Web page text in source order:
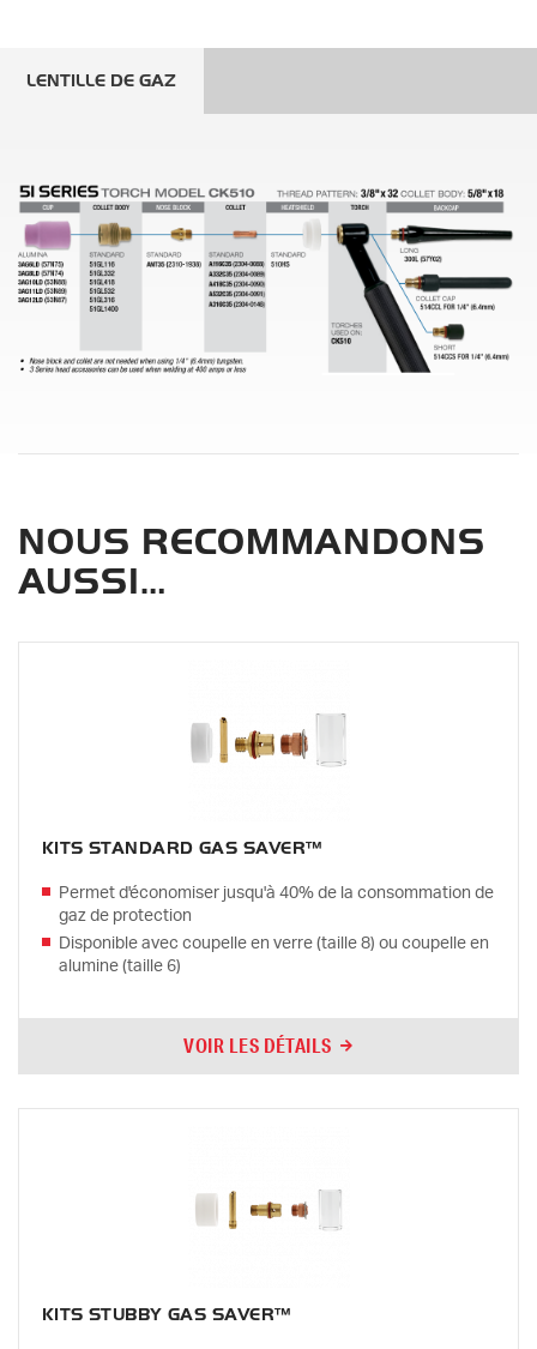
LENTILLE DE GAZ
NOUS RECOMMANDONS
AUSSI…
KITS STANDARD GAS SAVER™
Permet d'économiser jusqu'à 40% de la consommation de
gaz de protection
Disponible avec coupelle en verre (taille 8) ou coupelle en
alumine (taille 6)
VOIR LES DÉTAILS
KITS STUBBY GAS SAVER™